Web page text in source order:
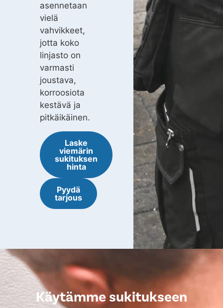
asennetaan
vielä
vahvikkeet,
jotta koko
linjasto on
varmasti
joustava,
korroosiota
kestävä ja
pitkäikäinen.
Laske
viemärin
sukituksen
hinta
Pyydä
tarjous
Käytämme sukitukseen